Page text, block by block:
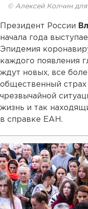
© Алексей Колчин
Президент России
начала года
Эпидемия
каждого появления
ждут новых, все
общественный
чрезвычайной
жизнь и так
в справке ЕАН.